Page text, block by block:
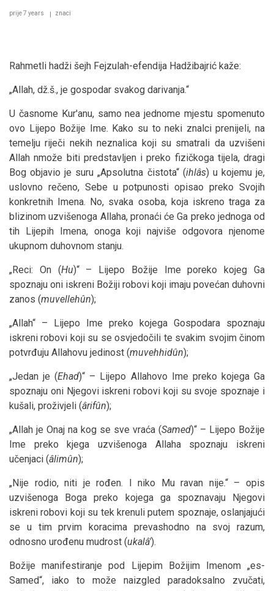
prije 7 years znaci
Rahmetli hadži šejh Fejzulah-efendija Hadžibajrić kaže:
„Allah, dž.š., je gospodar svakog darivanja.“
U časnome Kur'anu, samo nea jednome mjestu spomenuto
ovo Lijepo Božije Ime. Kako su to neki znalci prenijeli, na
temelju riječi nekih neznalica koji su smatrali da uzvišeni
Allah nmože biti predstavljen i preko fizičkoga tijela, dragi
Bog objavio je suru „Apsolutna čistota“ (ihlâs) u kojemu je,
uslovno rečeno, Sebe u potpunosti opisao preko Svojih
konkretnih Imena. No, svaka osoba, koja iskreno traga za
blizinom uzvišenoga Allaha, pronaći će Ga preko jednoga od
tih Lijepih Imena, onoga koji najviše odgovora njenome
ukupnom duhovnom stanju.
„Reci: On (Hu)“ – Lijepo Božije Ime poreko kojeg Ga
spoznaju oni iskreni Božiji robovi koji imaju povećan duhovni
zanos (muvellehûn);
„Allah“ – Lijepo Ime preko kojega Gospodara spoznaju
iskreni robovi koji su se osvjedočili te svakim svojim činom
potvrđuju Allahovu jedinost (muvehhidûn);
„Jedan je (Ehad)“ – Lijepo Allahovo Ime preko kojega Ga
spoznaju oni Njegovi iskreni robovi koji su svoje spoznaje i
kušali, proživjeli (ârifûn);
„Allah je Onaj na kog se sve vraća (Samed)“ – Lijepo Božije
Ime preko kjega uzvišenoga Allaha spoznaju iskreni
učenjaci (âlimûn);
„Nije rodio, niti je rođen. I niko Mu ravan nije.“ – opis
uzvišenoga Boga preko kojega ga spoznavaju Njegovi
iskreni robovi koji su tek krenuli putem spoznaje, oslanjajući
se u tim prvim koracima prevashodno na svoj razum,
odnosno urođenu mudrost (ukalâ').
Božije manifestiranje pod Lijepim Božijim Imenom „es-
Samed“, iako to može naizgled paradoksalno zvučati,